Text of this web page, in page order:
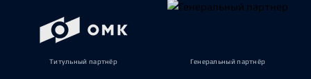
Титульный партнёр Генеральный партнёр